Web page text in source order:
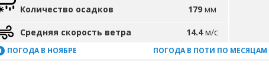
Количество осадков
179 мм
Средняя скорость ветра 14.4м/с
ПОГОДА В НОЯБРЕ ПОГОДА В ПОТИ ПО МЕСЯЦАМ